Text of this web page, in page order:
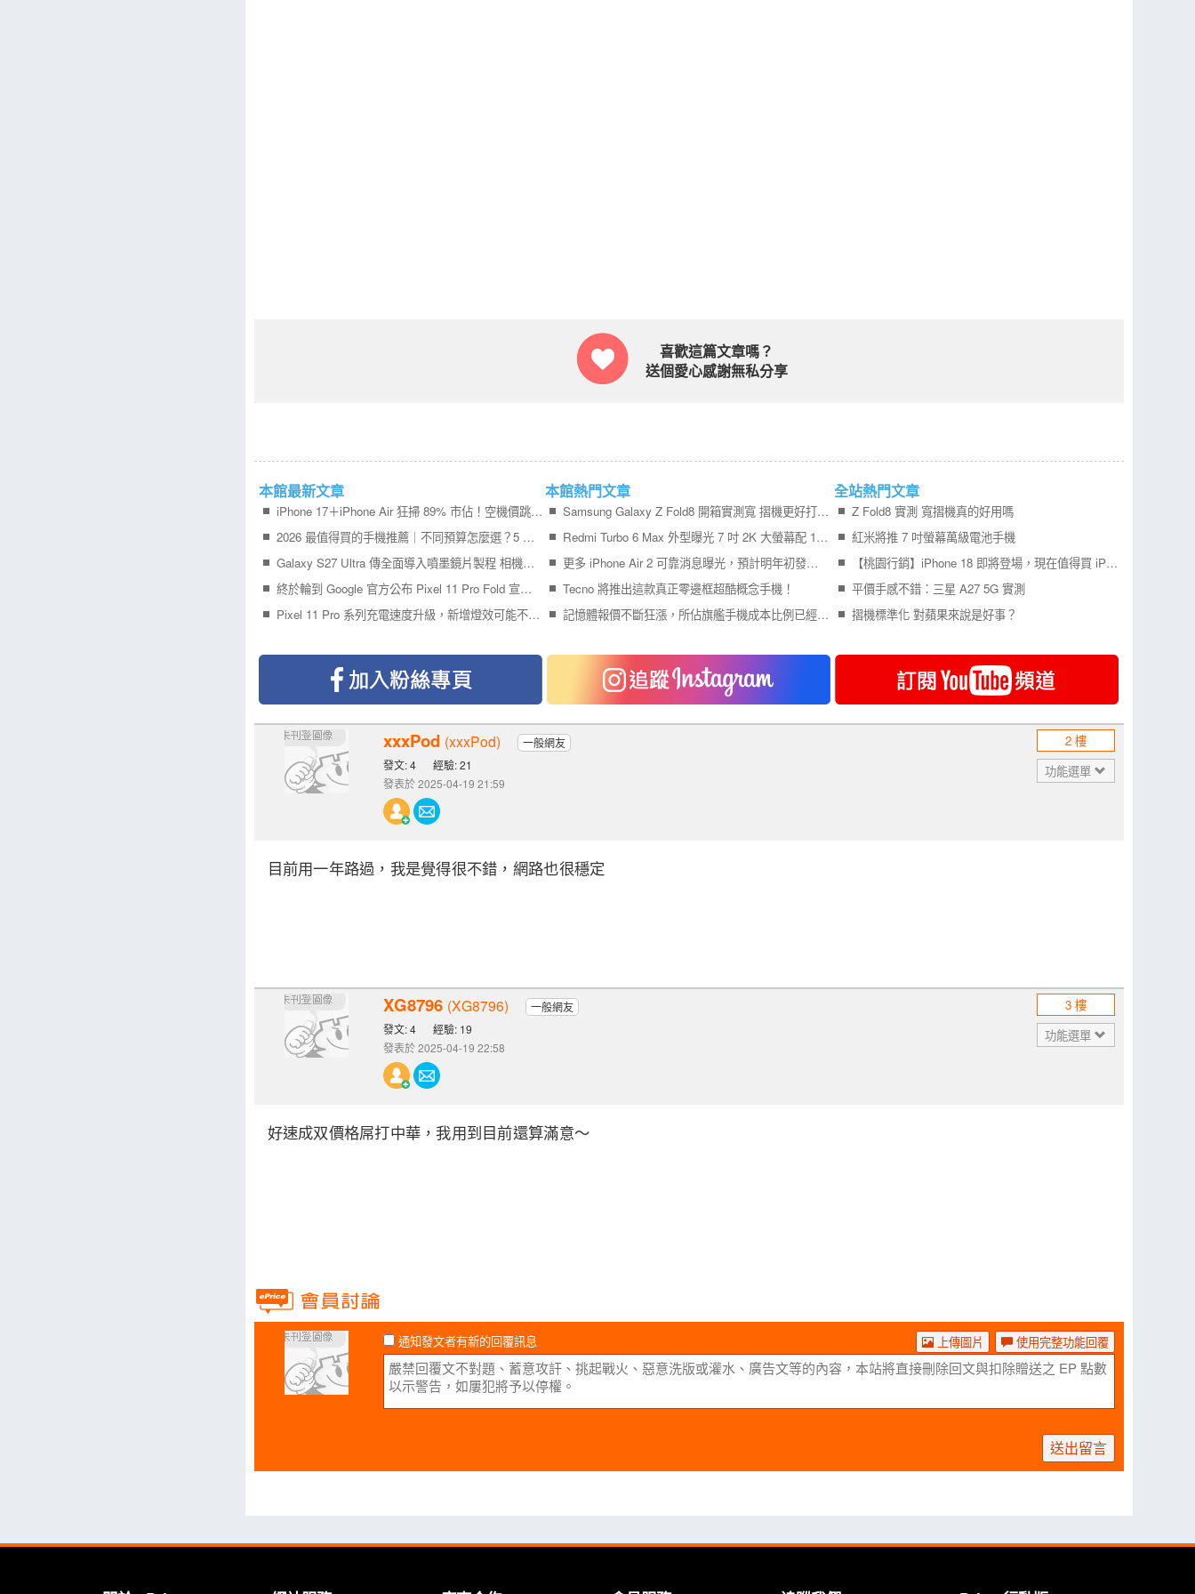
喜歡這篇文章嗎？
送個愛心感謝無私分享
本館最新文章
iPhone 17＋iPhone Air 狂掃 89% 市佔！空機價跳水 9,410 元引爆尾盤買氣
2026 最值得買的手機推薦｜不同預算怎麼選？5 款熱門手機完整比較
Galaxy S27 Ultra 傳全面導入噴墨鏡片製程 相機模組更薄、拍攝品質再提升
終於輪到 Google 官方公布 Pixel 11 Pro Fold 宣傳影片
Pixel 11 Pro 系列充電速度升級，新增燈效可能不叫 Pixel Glow
本館熱門文章
Samsung Galaxy Z Fold8 開箱實測寬 摺機更好打字 201g 輕巧機身真的好用嗎？
Redmi Turbo 6 Max 外型曝光 7 吋 2K 大螢幕配 10000mAh 電池 挑戰超長續航
更多 iPhone Air 2 可靠消息曝光，預計明年初發表！
Tecno 將推出這款真正零邊框超酷概念手機！
記憶體報價不斷狂漲，所佔旗艦手機成本比例已經比處理器還要高
全站熱門文章
Z Fold8 實測 寬摺機真的好用嗎
紅米將推 7 吋螢幕萬級電池手機
【桃園行銷】iPhone 18 即將登場，現在值得買 iPhone 17 嗎？四款機型一次比較！
平價手感不錯：三星 A27 5G 實測
摺機標準化 對蘋果來說是好事？
xxxPod (xxxPod)
一般網友
發文: 4
經驗: 21
發表於 2025-04-19 21:59
2 樓
功能選單
目前用一年路過，我是覺得很不錯，網路也很穩定
XG8796 (XG8796)
一般網友
發文: 4
經驗: 19
發表於 2025-04-19 22:58
3 樓
功能選單
好速成双價格屌打中華，我用到目前還算滿意～
通知發文者有新的回覆訊息 使用完整功能回覆
上傳圖片
送出留言